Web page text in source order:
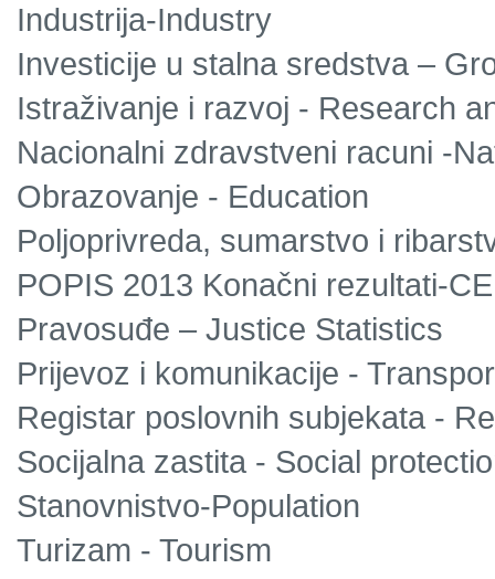
Industrija-Industry
Investicije u stalna sredstva –
Istraživanje i razvoj - Research
Nacionalni zdravstveni racuni -
Obrazovanje - Education
Poljoprivreda, sumarstvo i
POPIS 2013 Konačni rezultati-
Pravosuđe – Justice Statistics
Prijevoz i komunikacije -
Registar poslovnih subjekata -
Socijalna zastita - Social
Stanovnistvo-Population
Turizam - Tourism